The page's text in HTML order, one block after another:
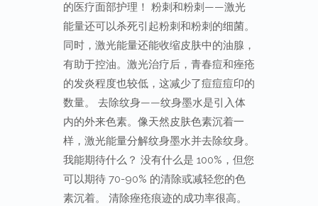
的医疗面部护理！ 粉刺和粉刺——激光
能量还可以杀死引起粉刺和粉刺的细菌。
同时，激光能量还能收缩皮肤中的油腺，
有助于控油。激光治疗后，青春痘和痤疮
的发炎程度也较低，这减少了痘痘痘印的
数量。 去除纹身——纹身墨水是引入体
内的外来色素。像天然皮肤色素沉着一
样，激光能量分解纹身墨水并去除纹身。
我能期待什么？ 没有什么是 100%，但您
可以期待 70-90% 的清除或减轻您的色
素沉着。 清除痤疮痕迹的成功率很高。